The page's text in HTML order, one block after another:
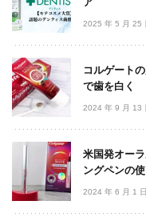
メークアップ
エイジングケア
フレグランス
ボディ＆ヘア
ライフスタイル
2025 年 5 月 25
コルゲート
で歯を白く
2024 年 9 月 13
米国発オー
ングペンの
2024 年 6 月 1 日